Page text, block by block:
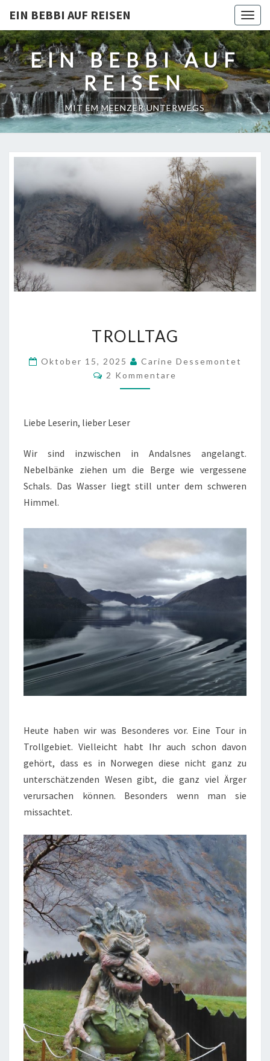
EIN BEBBI AUF REISEN
EIN BEBBI AUF
REISEN
MIT EM MEENZER UNTERWEGS
TROLLTAG
Oktober 15, 2025
Carine Dessemontet
Kommentare
2 Kommentare
Liebe Leserin, lieber Leser
Wir sind inzwischen in Andalsnes angelangt.
Nebelbänke ziehen um die Berge wie vergessene
Schals. Das Wasser liegt still unter dem schweren
Himmel.
Heute haben wir was Besonderes vor. Eine Tour in
Trollgebiet. Vielleicht habt Ihr auch schon davon
gehört, dass es in Norwegen diese nicht ganz zu
unterschätzenden Wesen gibt, die ganz viel Ärger
verursachen können. Besonders wenn man sie
missachtet.